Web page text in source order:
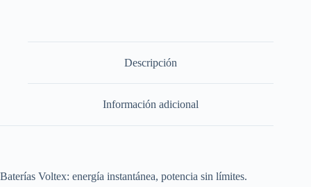
Descripción
Información adicional
Baterías Voltex: energía instantánea, potencia sin límites.